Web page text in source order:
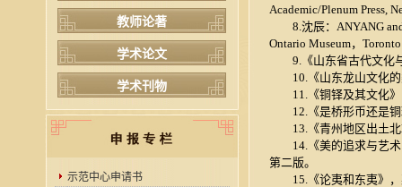
教师论著
学术论文
学术刊物
示范中心申请书
Academic/Plenum Press,
8.沈辰：ANYANG and
Ontario Museum，
9.《山东省古代文化与
10.《山东龙山文化的
11.《铜铎及其文化》
12.《是桥形币还是铜
13.《青州地区出土北
14.《美的追求与艺术
第二版。
15.《论夷和东夷》，